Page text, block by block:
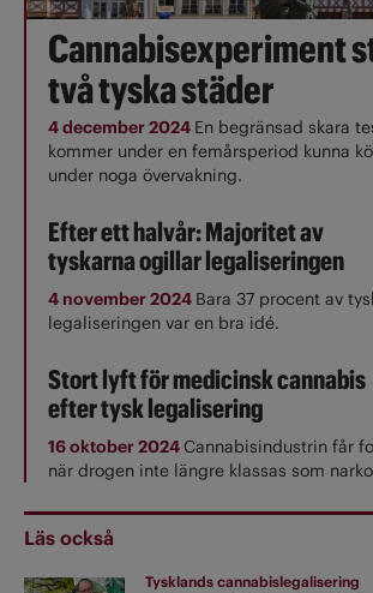
Cannabisexperiment
två tyska städer
4 december 2024 En begränsad skara
kommer under en femårsperiod kunna
under noga övervakning.
Efter ett halvår: Majoritet av
tyskarna ogillar legaliseringen
4 november 2024 Bara 37 procent av
legaliseringen var en bra idé.
Stort lyft för medicinsk cannabis
efter tysk legalisering
16 oktober 2024 Cannabisindustrin får
när drogen inte längre klassas som
Läs också
Tysklands cannabislegalisering